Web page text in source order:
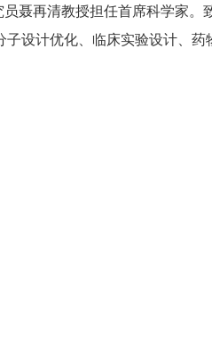
聂再清教授担任首席科学家。
设计优化、临床实验设计、药